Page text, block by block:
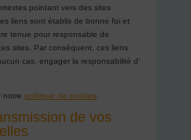
pointant vers des sites
liens sont établis de bonne foi et
tenue pour responsable de
sites. Par conséquent, ces liens
cas, engager la responsabilité d’
notre politique de cookies.
de vos